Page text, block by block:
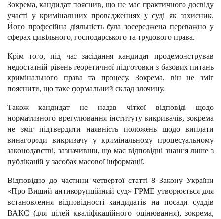
Зокрема, кандидат пояснив, що не має практичного досвіду
участі у кримінальних провадженнях у суді як захисник.
Його професійна діяльність була зосереджена переважно у
сферах цивільного, господарського та трудового права.
Крім того, під час засідання кандидат продемонстрував
недостатній рівень теоретичної підготовки з базових питань
кримінального права та процесу. Зокрема, він не зміг
пояснити, що таке формальний склад злочину.
Також кандидат не надав чіткої відповіді щодо
нормативного врегулювання інституту викривачів, зокрема
не зміг підтвердити наявність положень щодо виплати
винагороди викривачу у кримінальному процесуальному
законодавстві, зазначивши, що має відповідні знання лише з
публікацій у засобах масової інформації.
Відповідно до частини четвертої статті 8 Закону України
«Про Вищий антикорупційний суд» ГРМЕ утворюється для
встановлення відповідності кандидатів на посади суддів
ВАКС (для цілей кваліфікаційного оцінювання), зокрема,